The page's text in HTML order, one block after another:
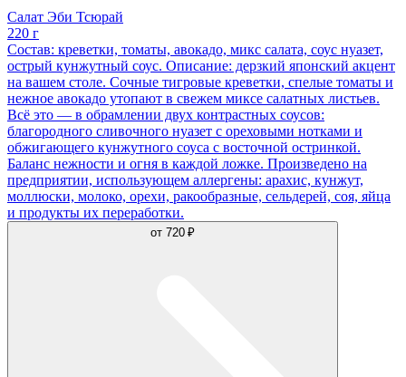
Салат Эби Тсюрай
220 г
Состав: креветки, томаты, авокадо, микс салата, соус нуазет,
острый кунжутный соус. Описание: дерзкий японский акцент
на вашем столе. Сочные тигровые креветки, спелые томаты и
нежное авокадо утопают в свежем миксе салатных листьев.
Всё это — в обрамлении двух контрастных соусов:
благородного сливочного нуазет с ореховыми нотками и
обжигающего кунжутного соуса с восточной остринкой.
Баланс нежности и огня в каждой ложке. Произведено на
предприятии, использующем аллергены: арахис, кунжут,
моллюски, молоко, орехи, ракообразные, сельдерей, соя, яйца
и продукты их переработки.
от 720 ₽